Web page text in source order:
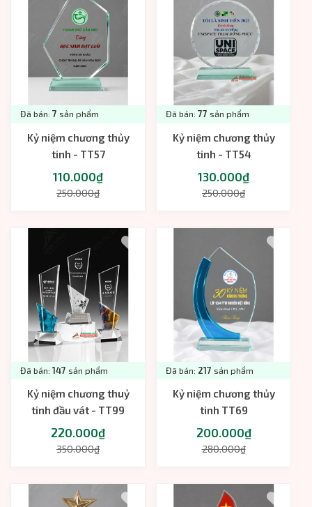
Đã bán: 7 sản phẩm
Kỷ niệm chương thủy
tinh - TT57
110.000₫
250.000₫
Đã bán: 77 sản phẩm
Kỷ niệm chương thủy
tinh - TT54
130.000₫
250.000₫
Đã bán:147 sản phẩm
Kỷ niệm chương thuỷ
tinh đầu vát - TT99
220.000₫
350.000₫
Đã bán: 217 sản phẩm
Kỷ niệm chương thủy
tinh TT69
200.000₫
280.000₫